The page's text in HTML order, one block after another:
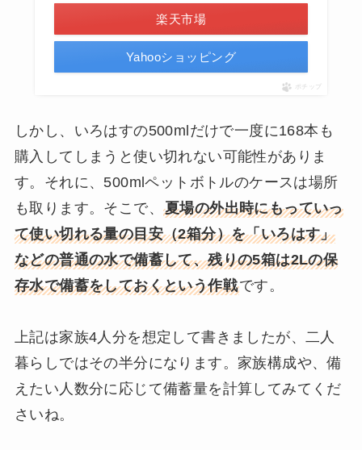
楽天市場
Yahooショッピング
ポチップ
しかし、いろはすの500mlだけで一度に168本も
購入してしまうと使い切れない可能性がありま
す。それに、500mlペットボトルのケースは場所
も取ります。そこで、 夏場の外出時にもっていっ
て使い切れる量の目安（2箱分）を「いろはす」
などの普通の水で備蓄して、残りの5箱は2Lの保
存水で備蓄をしておくという作戦です。
上記は家族4人分を想定して書きましたが、二人
暮らしではその半分になります。家族構成や、備
えたい人数分に応じて備蓄量を計算してみてくだ
さいね。